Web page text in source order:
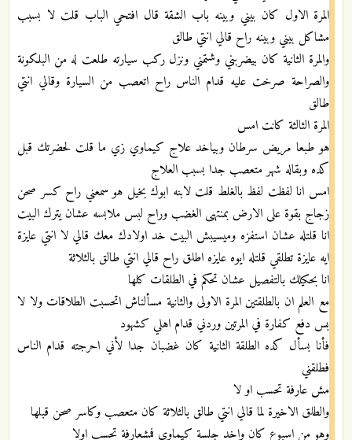
المرة الاول كان بيني وبينه باب الشقة قال افتحي الباب قلت لا بسبب
مشاكل بيني وبينه راح قالي انتي طالق
والمرة الثانية كان بيضربني وشتمني ونزل ركب سيارته طلعت له من البلكونة
والصراحة صرخت عليه قدام الناس راح اتعصب من السيارة وقالي انتي
طالق
المرة الثالثة كانت امس
هو طبعا مريض سرطان وبياخد علاج كيماوي زي ما قلت لحضرتك قبل
كده وبقاله شهر متعصب جدا بسبب العلاج
امس انا لفظت لفظ بالغلط قلت لابنه ابوك بخيل هو سمعني راح كسر صحن
زجاج بقوة على الارض بمنتهى الغضب وراح لبس ملابسه عشان يترك البيت
انا قلتله عشان استفزه وميسيبش البيت خد اولادك معك قالي لا انتي عايزة
ايه عايزة تطلقي قلتله ايوه عايزه اطلق راح قالي انتي طالق بالثلاثة
انا بحكيلك بالتفصيل عشان تحكم في الطلقات كلها
مع العلم ان بالطلقتين المرة الاولى والثانية مسألناش اتحسبت الطلاقات ولا لا
بس دفع كفارة في المرتين وردني قدام اهلي كشهود
فأنا بسأل كده الطلقة الثانية كان غضبان جدا لأني احرجته قدام الناس
فطلقني
مش عارفة تحسب او لا
والطلق الاخيرة لما قالي انتي طالق بالثلاثة كان متعصب وكاسر صحن قبلها
وهو من اسبوع كان واخد جلسة كيماوي فمشعارفة تحسب اولا